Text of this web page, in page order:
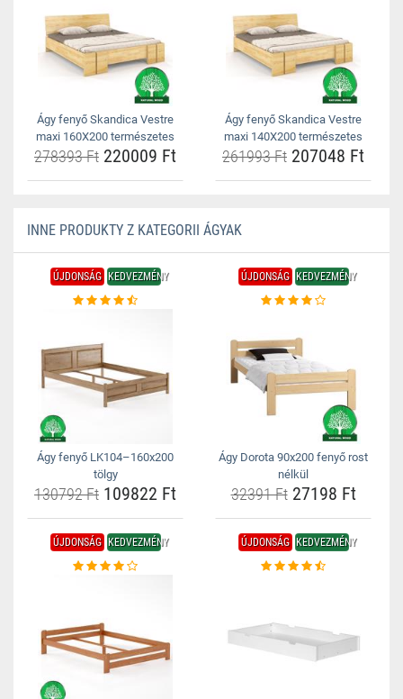
Ágy fenyő Skandica Vestre
maxi 160X200 természetes
278393 Ft 220009 Ft
Ágy fenyő Skandica Vestre
maxi 140X200 természetes
261993 Ft 207048 Ft
INNE PRODUKTY Z KATEGORII ÁGYAK
ÚJDONSÁG KEDVEZMÉNY
Ágy fenyő LK104–160x200
tölgy
130792 Ft 109822 Ft
ÚJDONSÁG KEDVEZMÉNY
Ágy Dorota 90x200 fenyő rost
nélkül
32391 Ft27198 Ft
ÚJDONSÁG KEDVEZMÉNY ÚJDONSÁG KEDVEZMÉNY